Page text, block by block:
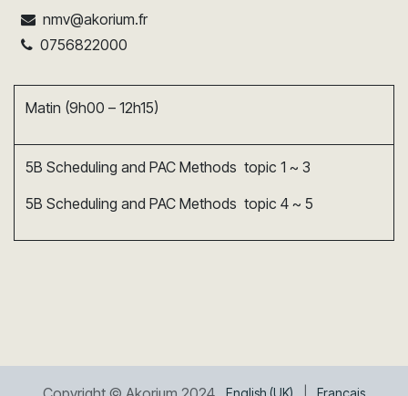
nmv@akorium.fr
0756822000
Matin (9h00 – 12h15)
5B Scheduling and PAC Methods topic 1 ~ 3
5B Scheduling and PAC Methods topic 4 ~ 5
English (UK) Français